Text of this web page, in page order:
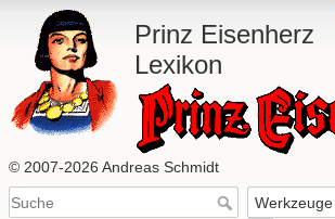
Prinz Eisenherz
Lexikon
© 2007-2026 Andreas Schmidt